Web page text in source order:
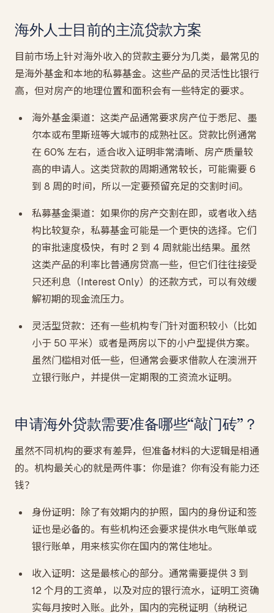
海外人士目前的主流贷款方案
目前市场上针对海外收入的贷款主要分为几类，最常见的
是海外基金和本地的私募基金。这些产品的灵活性比银行
高，但对房产的地理位置和面积会有一些特定的要求。
海外基金渠道：这类产品通常要求房产位于悉尼、墨
尔本或布里斯班等大城市的成熟社区。贷款比例通常
在 60% 左右，适合收入证明非常清晰、房产质量较
高的申请人。这类贷款的周期通常较长，可能需要 6
到 8 周的时间，所以一定要预留充足的交割时间。
私募基金渠道：如果你的房产交割在即，或者收入结
构比较复杂，私募基金可能是一个更快的选择。它们
的审批速度极快，有时 2 到 4 周就能出结果。虽然
这类产品的利率比普通房贷高一些，但它们往往接受
只还利息（Interest Only）的还款方式，可以有效缓
解初期的现金流压力。
灵活型贷款：还有一些机构专门针对面积较小（比如
小于 50 平米）或者是两房以下的小户型提供方案。
虽然门槛相对低一些，但通常会要求借款人在澳洲开
立银行账户，并提供一定期限的工资流水证明。
申请海外贷款需要准备哪些“敲门砖”？
虽然不同机构的要求有差异，但准备材料的大逻辑是相通
的。机构最关心的就是两件事：你是谁？你有没有能力还
钱？
身份证明：除了有效期内的护照，国内的身份证和签
证也是必备的。有些机构还会要求提供水电气账单或
银行账单，用来核实你在国内的常住地址。
收入证明：这是最核心的部分。通常需要提供 3 到
12 个月的工资单，以及对应的银行流水，证明工资确
实每月按时入账。此外，国内的完税证明（纳税记